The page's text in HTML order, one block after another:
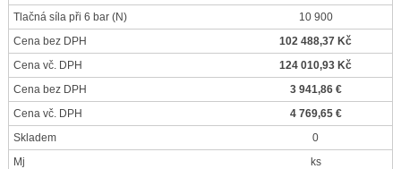
Tlačná síla při 6 bar (N)
10 900
Cena bez DPH
102 488,37 Kč
Cena vč. DPH
124 010,93 Kč
Cena bez DPH
3 941,86 €
Cena vč. DPH
4 769,65 €
Skladem
0
Mj
ks